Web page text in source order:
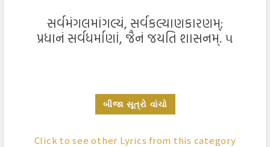
સર્વમંગલમાંગલ્યં, સર્વકલ્યાણકારણમ્;
પ્રધાનં સર્વધર્માણાં, જૈનં જયતિ શાસનમ્. ૫
બીજા સૂત્રો વાંચો
Click to see other Lyrics from this category